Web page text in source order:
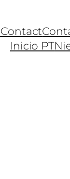
Contact
Inicio PT